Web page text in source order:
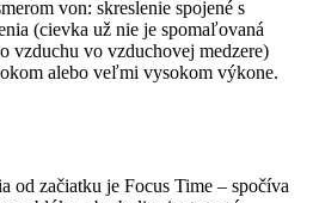
von: skreslenie spojené s
(cievka už nie je spomaľovaná
vzduchu vo vzduchovej medzere)
alebo veľmi vysokom výkone.
od začiatku je Focus Time – spočíva